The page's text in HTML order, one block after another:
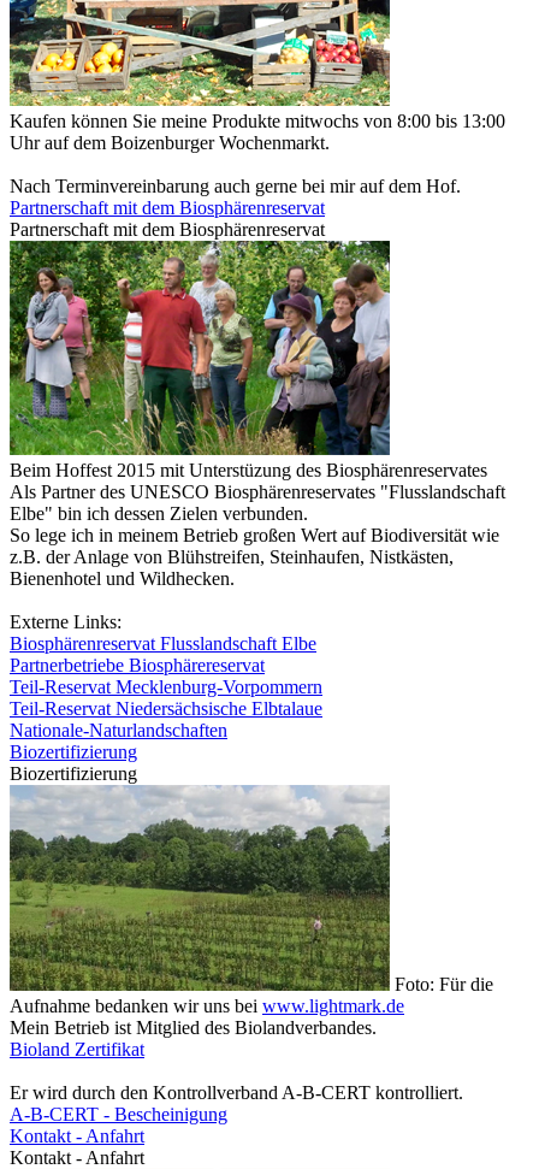
Kaufen können Sie meine Produkte mitwochs von 8:00 bis 13:00
Uhr auf dem Boizenburger Wochenmarkt.
Nach Terminvereinbarung auch gerne bei mir auf dem Hof.
Partnerschaft mit dem Biosphärenreservat
Partnerschaft mit dem Biosphärenreservat
Beim Hoffest 2015 mit Unterstüzung des Biosphärenreservates
Als Partner des UNESCO Biosphärenreservates "Flusslandschaft
Elbe" bin ich dessen Zielen verbunden.
So lege ich in meinem Betrieb großen Wert auf Biodiversität wie
z.B. der Anlage von Blühstreifen, Steinhaufen, Nistkästen,
Bienenhotel und Wildhecken.
Externe Links:
Biosphärenreservat Flusslandschaft Elbe
Partnerbetriebe Biosphärereservat
Teil-Reservat Mecklenburg-Vorpommern
Teil-Reservat Niedersächsische Elbtalaue
Nationale-Naturlandschaften
Biozertifizierung
Biozertifizierung
Foto: Für die
Aufnahme bedanken wir uns bei www.lightmark.de
Mein Betrieb ist Mitglied des Biolandverbandes.
Bioland Zertifikat
Er wird durch den Kontrollverband A-B-CERT kontrolliert.
A-B-CERT - Bescheinigung
Kontakt - Anfahrt
Kontakt - Anfahrt